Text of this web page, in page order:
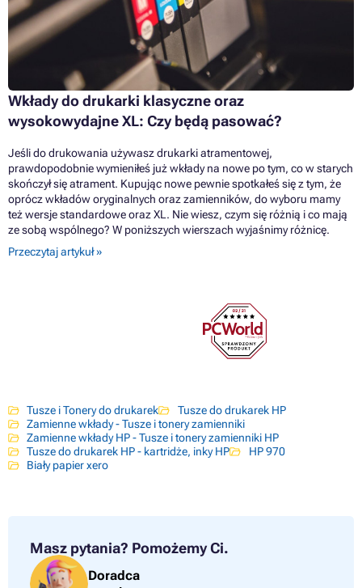
Wkłady do drukarki klasyczne oraz
wysokowydajne XL: Czy będą pasować?
Jeśli do drukowania używasz drukarki atramentowej,
prawdopodobnie wymieniłeś już wkłady na nowe po tym, co w starych
skończył się atrament. Kupując nowe pewnie spotkałeś się z tym, że
oprócz wkładów oryginalnych oraz zamienników, do wyboru mamy
też wersje standardowe oraz XL. Nie wiesz, czym się różnią i co mają
ze sobą wspólnego? W poniższych wierszach wyjaśnimy różnicę.
Przeczytaj artykuł »
Tusze i Tonery do drukarek
Tusze do drukarek HP
Zamienne wkłady - Tusze i tonery zamienniki
Zamienne wkłady HP - Tusze i tonery zamienniki HP
Tusze do drukarek HP - kartridże, inky HP
HP 970
Biały papier xero
Masz pytania? Pomożemy Ci.
Doradca